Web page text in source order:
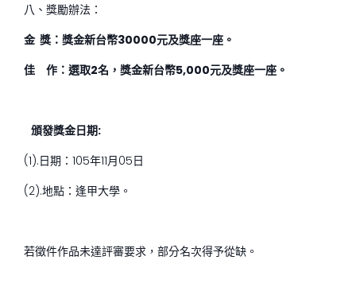
八、獎勵辦法：
金 獎：獎金新台幣30000元及獎座一座。
佳 作：選取2名，獎金新台幣5,000元及獎座一座。
頒發獎金日期:
(1).日期：105年11月05日
(2).地點：逢甲大學。
若徵件作品未達評審要求，部分名次得予從缺。